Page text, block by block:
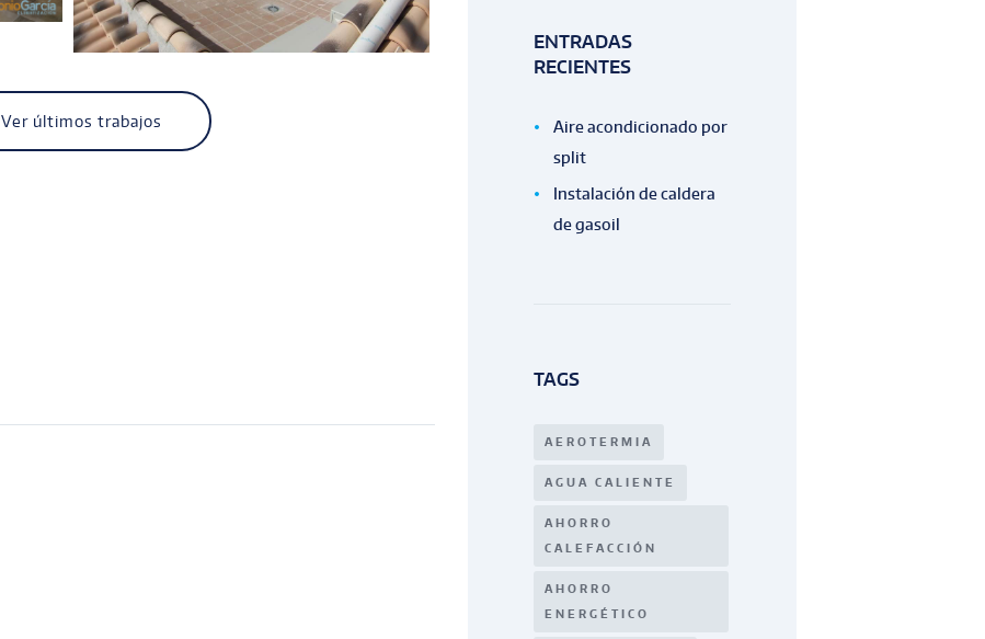
Ver últimos trabajos
ENTRADAS
RECIENTES
Aire acondicionado por
split
Instalación de caldera
de gasoil
TAGS
AEROTERMIA
AGUA CALIENTE
AHORRO
CALEFACCIÓN
AHORRO
ENERGÉTICO